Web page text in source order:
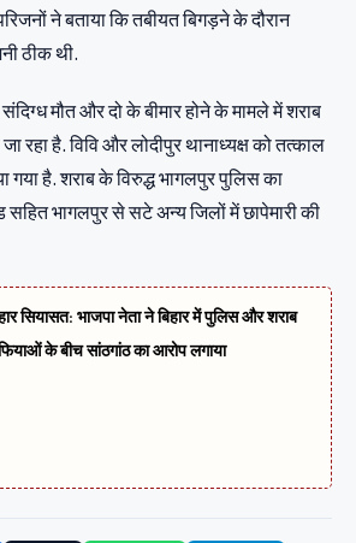
ने बताया कि तबीयत बिगड़ने के दौरान
ठीक थी.
मौत और दो के बीमार होने के मामले में शराब
रहा है. विवि और लोदीपुर थानाध्यक्ष को तत्काल
गया है. शराब के विरुद्ध भागलपुर पुलिस का
सहित भागलपुर से सटे अन्य जिलों में छापेमारी की
सियासत: भाजपा नेता ने बिहार में पुलिस और शराब
के बीच सांठगांठ का आरोप लगाया